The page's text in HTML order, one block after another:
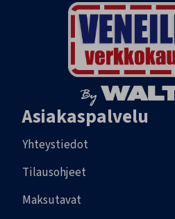
Asiakaspalvelu
Yhteystiedot
Tilausohjeet
Maksutavat